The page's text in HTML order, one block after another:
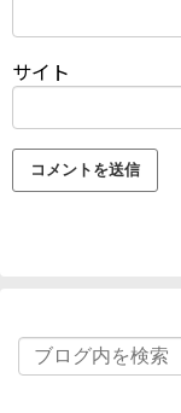
サイト